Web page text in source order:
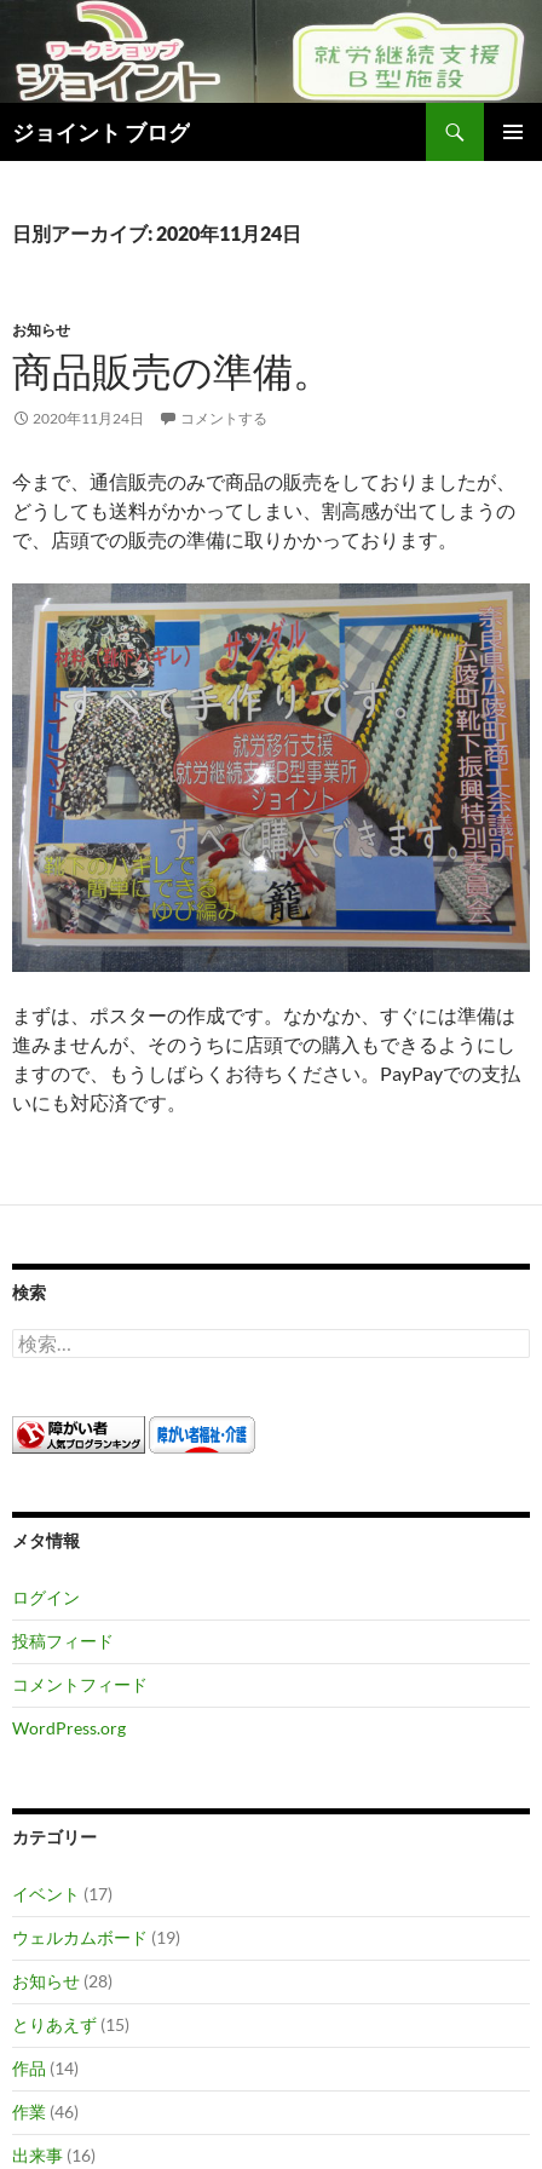
ジョイント ブログ
索
ン
キ
ッ
プ
日別アーカイブ: 2020年11月24日
お知らせ
商品販売の準備。
2020年11月24日 コメントする
今まで、通信販売のみで商品の販売をしておりましたが、
どうしても送料がかかってしまい、割高感が出てしまうの
で、店頭での販売の準備に取りかかっております。
まずは、ポスターの作成です。なかなか、すぐには準備は
進みませんが、そのうちに店頭での購入もできるようにし
ますので、もうしばらくお待ちください。PayPayでの支払
いにも対応済です。
検索
検
索:
メタ情報
ログイン
投稿フィード
コメントフィード
WordPress.org
カテゴリー
イベント (17)
ウェルカムボード (19)
お知らせ (28)
とりあえず (15)
作品 (14)
作業 (46)
出来事 (16)